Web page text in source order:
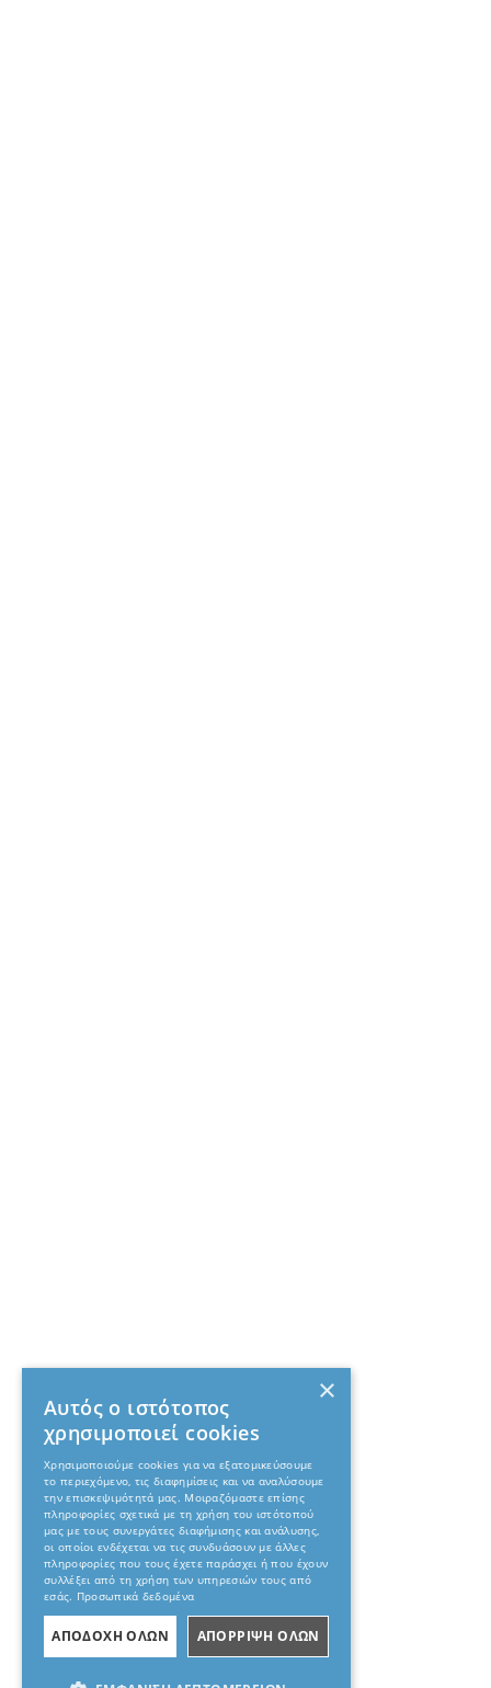
×
Αυτός ο ιστότοπος
χρησιμοποιεί cookies
Χρησιμοποιούμε cookies για να εξατομικεύσουμε
το περιεχόμενο, τις διαφημίσεις και να αναλύσουμε
την επισκεψιμότητά μας. Μοιραζόμαστε επίσης
πληροφορίες σχετικά με τη χρήση του ιστότοπού
μας με τους συνεργάτες διαφήμισης και ανάλυσης,
οι οποίοι ενδέχεται να τις συνδυάσουν με άλλες
πληροφορίες που τους έχετε παράσχει ή που έχουν
συλλέξει από τη χρήση των υπηρεσιών τους από
εσάς. Προσωπικά δεδομένα
ΑΠΟΔΟΧΗ ΟΛΩΝ ΑΠΟΡΡΙΨΗ ΟΛΩΝ